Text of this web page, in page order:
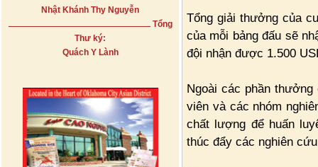
Nhật Khánh Thy Nguyễn
Tổng
Thư ký:
Quách Y Lành
Tổng giải thưởng của
của mỗi bảng đấu sẽ
đội nhận được 1.500
Ngoài các phần
viên và các nhóm
chất lượng để huấn
thúc đẩy các nghiên